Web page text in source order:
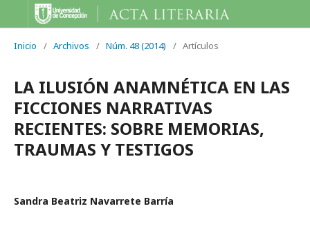
Inicio / Archivos / Núm. 48 (2014) / Artículos
LA ILUSIÓN ANAMNÉTICA EN LAS
FICCIONES NARRATIVAS
RECIENTES: SOBRE MEMORIAS,
TRAUMAS Y TESTIGOS
Sandra Beatriz Navarrete Barría